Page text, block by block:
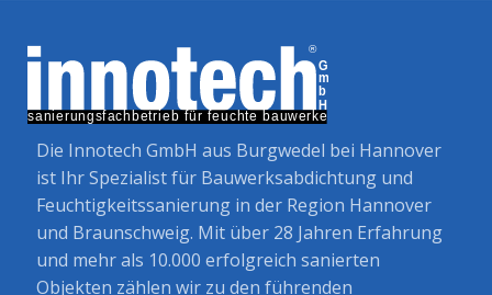
Die Innotech GmbH aus Burgwedel bei Hannover
ist Ihr Spezialist für Bauwerksabdichtung und
Feuchtigkeitssanierung in der Region Hannover
und Braunschweig. Mit über 28 Jahren Erfahrung
und mehr als 10.000 erfolgreich sanierten
Objekten zählen wir zu den führenden